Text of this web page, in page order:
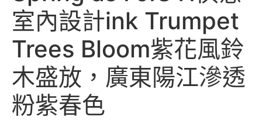
室內設計ink Trumpet
Trees Bloom紫花風鈴
木盛放，廣東陽江滲透
粉紫春色